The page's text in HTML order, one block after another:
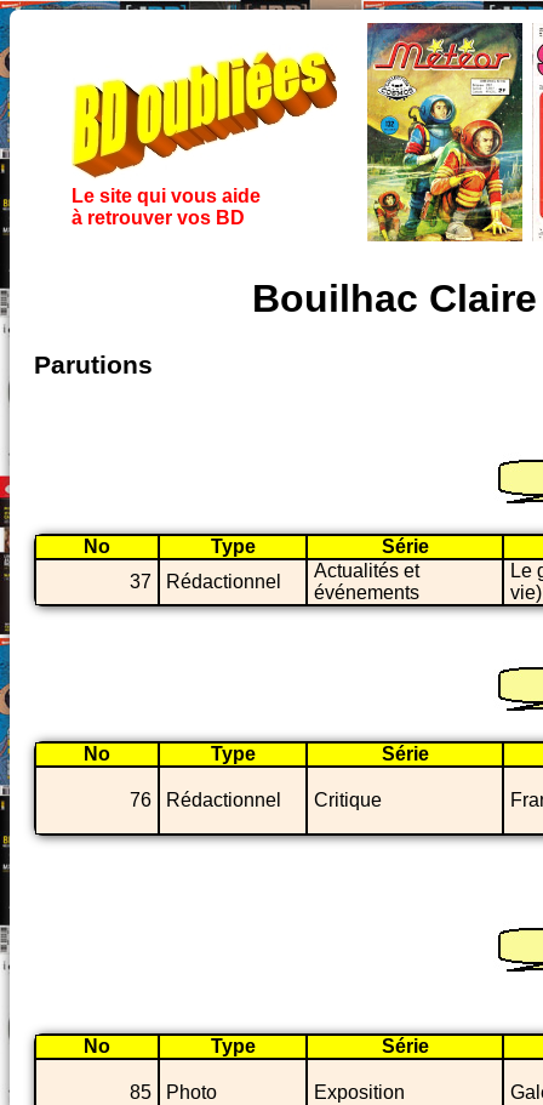
Le site qui vous aide
à retrouver vos BD
Bouilhac
Parutions
No Type
Série
37
Rédactionnel
Actualités et
événements
Le
vie)
No Type Série
76 Rédactionnel Critique
No Type Série
85 Photo Exposition